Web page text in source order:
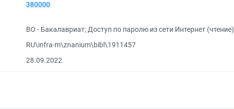
380000
ВО - Бакалавриат; Доступ по паролю из сети Интернет (чтение)
RU\infra-m\znanium\bibl\1911457
28.09.2022